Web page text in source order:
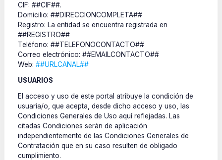
CIF: ##CIF##.
Domicilio: ##DIRECCIONCOMPLETA##
Registro: La entidad se encuentra registrada en
##REGISTRO##
Teléfono: ##TELEFONOCONTACTO##
Correo electrónico: ##EMAILCONTACTO##
Web: ##URLCANAL##
USUARIOS
El acceso y uso de este portal atribuye la condición de
usuaria/o, que acepta, desde dicho acceso y uso, las
Condiciones Generales de Uso aquí reflejadas. Las
citadas Condiciones serán de aplicación
independientemente de las Condiciones Generales de
Contratación que en su caso resulten de obligado
cumplimiento.